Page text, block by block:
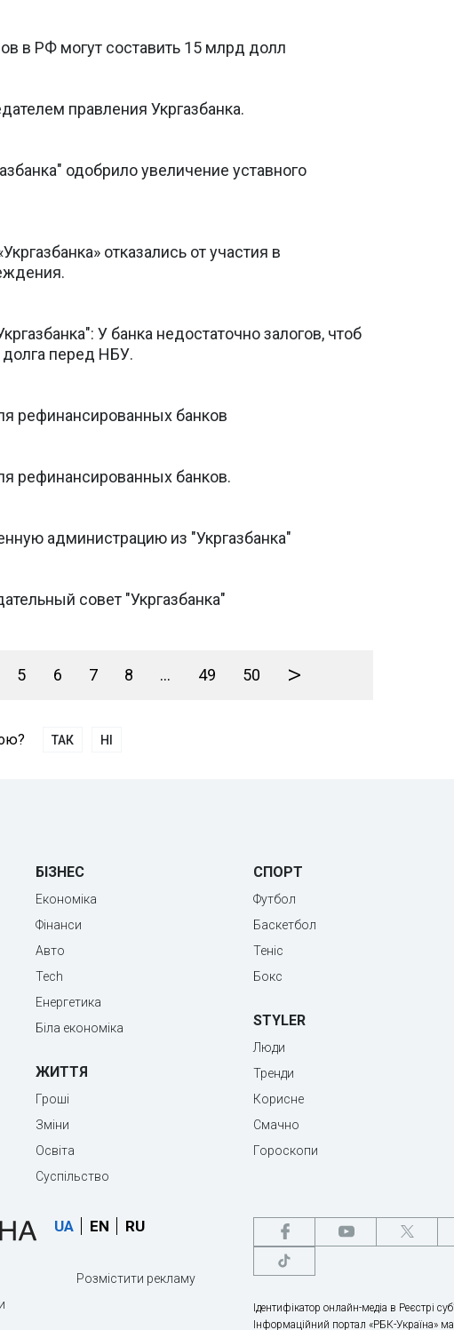
в РФ могут составить 15 млрд долл
правления Укргазбанка.
одобрило увеличение уставного
отказались от участия в
У банка недостаточно залогов, чтоб
перед НБУ.
рефинансированных банков
рефинансированных банков.
администрацию из "Укргазбанка"
совет "Укргазбанка"
5 6 7 8 ... 49 50 >
ТАК НІ
БІЗНЕС
Економіка
Фінанси
Авто
Tech
Енергетика
Біла економіка
ЖИТТЯ
Гроші
Зміни
Освіта
Суспільство
СПОРТ
Футбол
Баскетбол
Теніс
Бокс
STYLER
Люди
Тренди
Корисне
Смачно
Гороскопи
UA EN RU
Розмістити рекламу
Ідентифікатор онлайн-медіа в Реєстрі
Інформаційний портал «РБК-Україна»